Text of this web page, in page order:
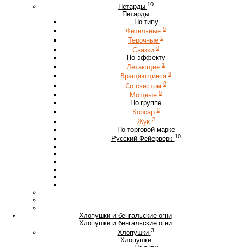
Петарды 10
Петарды
По типу
Фитильные 9
Терочные 1
Связки 0
По эффекту
Летающие 1
Вращающиеся 3
Со свистом 0
Мощные 0
По группе
Корсар 2
Жук 2
По торговой марке
Русский Фейерверк 10
Хлопушки и бенгальские огни
Хлопушки и бенгальские огни
Хлопушки 3
Хлопушки